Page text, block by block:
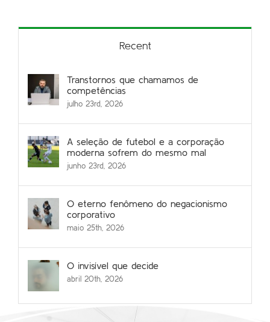
Recent
Transtornos que chamamos de
competências
julho 23rd, 2026
A seleção de futebol e a corporação
moderna sofrem do mesmo mal
junho 23rd, 2026
O eterno fenômeno do negacionismo
corporativo
maio 25th, 2026
O invisível que decide
abril 20th, 2026